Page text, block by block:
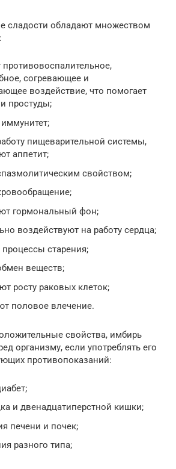
сладости обладают множеством
согревающее и
воздействие, что помогает
простуды;
пищеварительной системы,
аппетит;
свойством;
гормональный фон;
воздействуют на работу сердца;
старения;
веществ;
росту раковых клеток;
половое влечение.
свойства, имбирь
организму, если употреблять его
противопоказаний:
и двенадцатиперстной кишки;
печени и почек;
разного типа;